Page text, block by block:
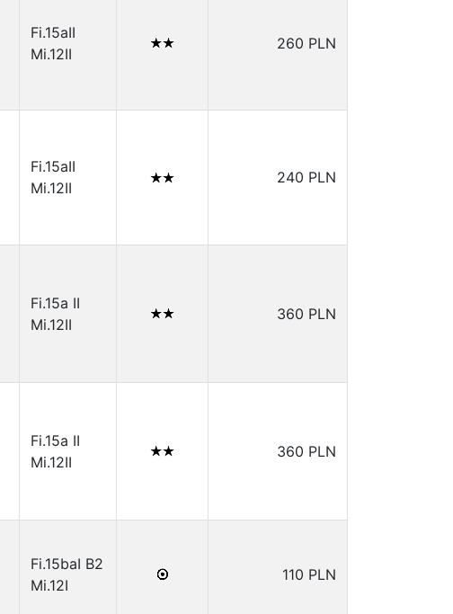
Fi.15aII
Mi.12II
260 PLN
Fi.15aII
Mi.12II
240 PLN
Fi.15a II
Mi.12II
360 PLN
Fi.15a II
Mi.12II
360 PLN
Fi.15baI B2
Mi.12I
110 PLN